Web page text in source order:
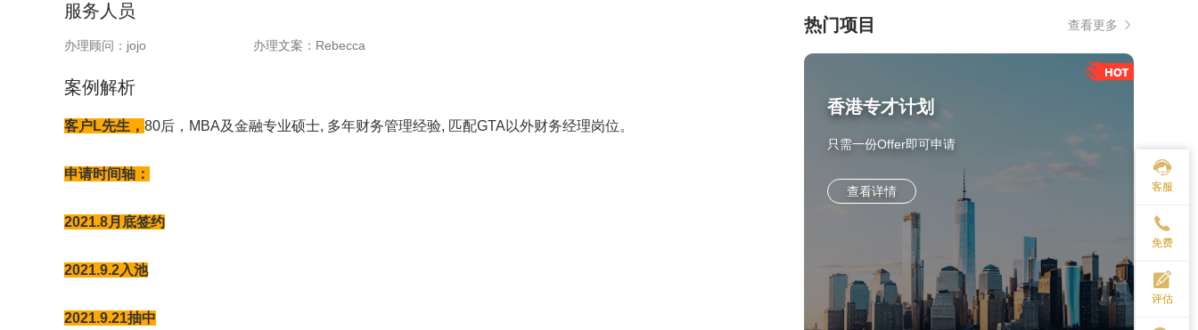
服务人员
办理顾问： jojo 办理文案： Rebecca
案例解析
客户L先生， 80后，MBA及金融专业硕士, 多年财务管理经验, 匹配GTA以外财务经理岗位。
申请时间轴：
2021.8月底签约
2021.9.2入池
2021.9.21抽中
热门项目 查看更多
香港专才计划
只需一份Offer即可申请
查看详情 客服
免费
评估